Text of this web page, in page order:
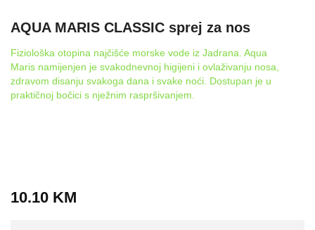
AQUA MARIS CLASSIC sprej za nos
Fiziološka otopina najčišće morske vode iz Jadrana. Aqua
Maris namijenjen je svakodnevnoj higijeni i ovlaživanju nosa,
zdravom disanju svakoga dana i svake noći. Dostupan je u
praktičnoj bočici s nježnim raspršivanjem.
10.10 KM